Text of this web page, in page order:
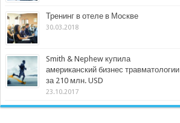
Тренинг в отеле в Москве
30.03.2018
Smith & Nephew купила
американский бизнес травматологии
за 210 млн. USD
23.10.2017